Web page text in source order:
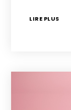
LIRE PLUS